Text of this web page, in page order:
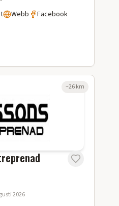
Webb
Facebook
2026
~26km